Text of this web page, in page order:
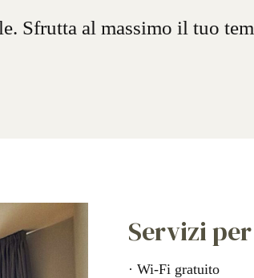
Sfrutta al massimo il tuo
Servizi
· Wi-Fi gratuito